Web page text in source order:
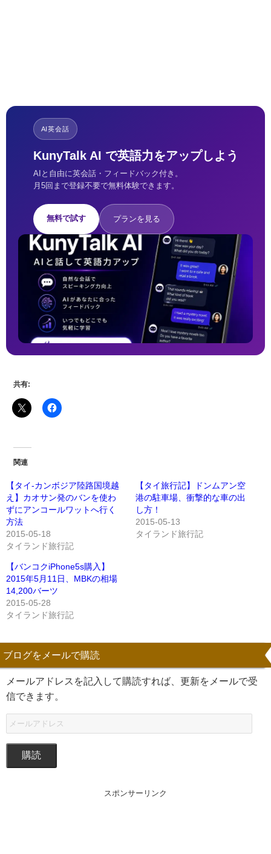
AI英会話
KunyTalk AI で英語力をアップしよう
AIと自由に英会話・フィードバック付き。
月5回まで登録不要で無料体験できます。
無料で試す プランを見る
共有:
関連
【タイ‐カンボジア陸路国境越
え】カオサン発のバンを使わ
ずにアンコールワットへ行く
方法
2015-05-18
タイランド旅行記
【タイ旅行記】ドンムアン空
港の駐車場、衝撃的な車の出
し方！
2015-05-13
タイランド旅行記
【バンコクiPhone5s購入】
2015年5月11日、MBKの相場
14,200バーツ
2015-05-28
タイランド旅行記
ブログをメールで購読
メールアドレスを記入して購読すれば、更新をメールで受
信できます。
購読
スポンサーリンク